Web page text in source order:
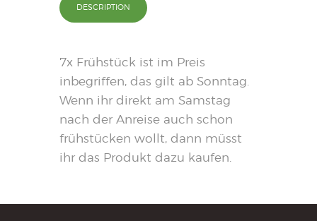
DESCRIPTION
7x Frühstück ist im Preis
inbegriffen, das gilt ab Sonntag.
Wenn ihr direkt am Samstag
nach der Anreise auch schon
frühstücken wollt, dann müsst
ihr das Produkt dazu kaufen.